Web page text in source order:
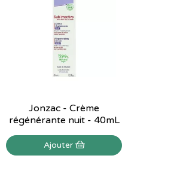
Jonzac - Crème
régénérante nuit - 40mL
Ajouter